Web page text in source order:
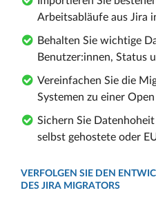
Arbeitsabläufe aus Jira
Behalten Sie wichtige
Benutzer:innen, Status
Vereinfachen Sie die
Systemen zu einer
Sichern Sie
selbst gehostete oder
VERFOLGEN SIE DEN
DES JIRA MIGRATORS